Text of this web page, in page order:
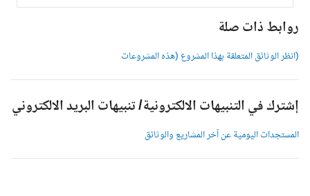
روابط ذات صلة
(انظر الوثائق المتعلقة بهذا المشروع (هذه المشروعات
إشترك في التنبيهات الالكترونية/ تنبيهات البريد الالكتروني
المستجدات اليومية عن آخر المشاريع والوثائق